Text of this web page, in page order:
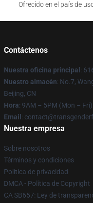
Ofrecido en el país de
Contáctenos
Nuestra oficina principal :
Nuestro almacén: No.7,
Beijing, CN
Hora: 9AM – 5PM (Mon – Fri)
Email :
Nuestra empresa
Sobre nosotros
Términos y condiciones
Política de privacidad
DMCA - Política de Copyright
CA SB657: Ley de